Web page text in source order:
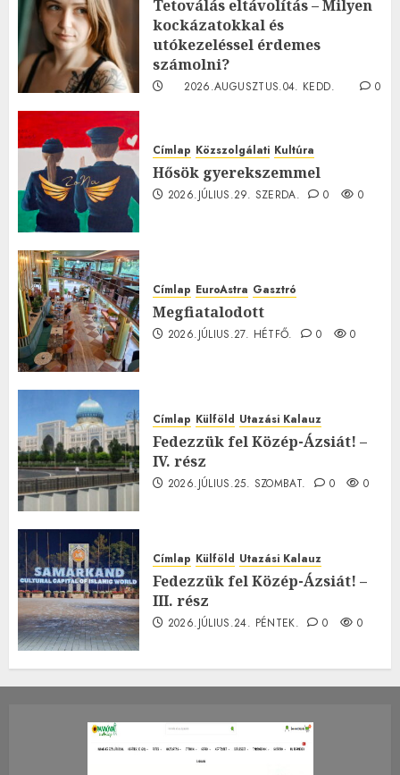
Tetoválás eltávolítás – Milyen
kockázatokkal és
utókezeléssel érdemes
számolni?
2026.AUGUSZTUS.04. KEDD.
0
Címlap Közszolgálati Kultúra
Hősök gyerekszemmel
2026.JÚLIUS.29. SZERDA. 0 0
Címlap EuroAstra Gasztró
Megfiatalodott
2026.JÚLIUS.27. HÉTFŐ. 0 0
Címlap Külföld Utazási Kalauz
Fedezzük fel Közép-Ázsiát! –
IV. rész
2026.JÚLIUS.25. SZOMBAT. 0 0
Címlap Külföld Utazási Kalauz
Fedezzük fel Közép-Ázsiát! –
III. rész
2026.JÚLIUS.24. PÉNTEK. 0 0